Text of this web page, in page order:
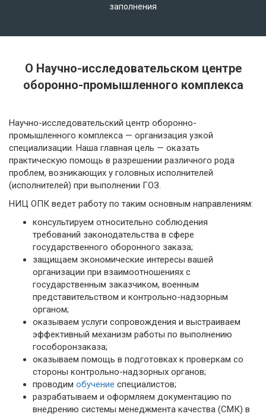
заполнения
О Научно-исследовательском центре
оборонно-промышленного комплекса
Научно-исследовательский центр оборонно-
промышленного комплекса — организация узкой
специализации. Наша главная цель — оказать
практическую помощь в разрешении различного рода
проблем, возникающих у головных исполнителей
(исполнителей) при выполнении ГОЗ.
НИЦ ОПК ведет работу по таким основным направлениям:
консультируем относительно соблюдения
требований законодательства в сфере
государственного оборонного заказа;
защищаем экономические интересы вашей
организации при взаимоотношениях с
государственным заказчиком, военным
представительством и контрольно-надзорным
органом;
оказываем услуги сопровождения и выстраиваем
эффективный механизм работы по выполнению
гособоронзаказа;
оказываем помощь в подготовках к проверкам со
стороны контрольно-надзорных органов;
проводим обучение специалистов;
разрабатываем и оформляем документацию по
внедрению системы менеджмента качества (СМК) в